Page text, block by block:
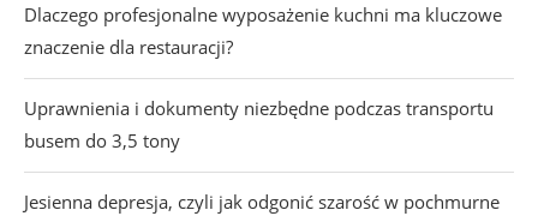
Dlaczego profesjonalne wyposażenie kuchni ma kluczowe
znaczenie dla restauracji?
Uprawnienia i dokumenty niezbędne podczas transportu
busem do 3,5 tony
Jesienna depresja, czyli jak odgonić szarość w pochmurne